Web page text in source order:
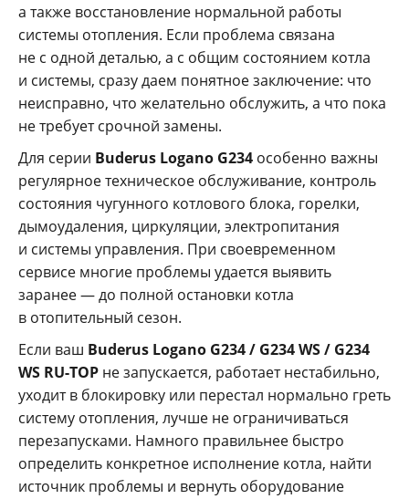
а также восстановление нормальной работы
системы отопления. Если проблема связана
не с одной деталью, а с общим состоянием котла
и системы, сразу даем понятное заключение: что
неисправно, что желательно обслужить, а что пока
не требует срочной замены.
Для серии Buderus Logano G234 особенно важны
регулярное техническое обслуживание, контроль
состояния чугунного котлового блока, горелки,
дымоудаления, циркуляции, электропитания
и системы управления. При своевременном
сервисе многие проблемы удается выявить
заранее — до полной остановки котла
в отопительный сезон.
Если ваш Buderus Logano G234 / G234 WS / G234
WS RU-TOP не запускается, работает нестабильно,
уходит в блокировку или перестал нормально греть
систему отопления, лучше не ограничиваться
перезапусками. Намного правильнее быстро
определить конкретное исполнение котла, найти
источник проблемы и вернуть оборудование